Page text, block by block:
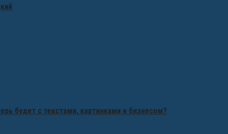
будет с текстами, картинками и бизнесом?